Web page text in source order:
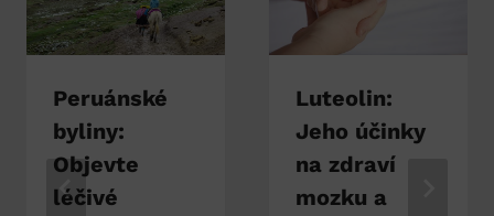
Peruánské
byliny:
Objevte
léčivé
Luteolin:
Jeho účinky
na zdraví
mozku a